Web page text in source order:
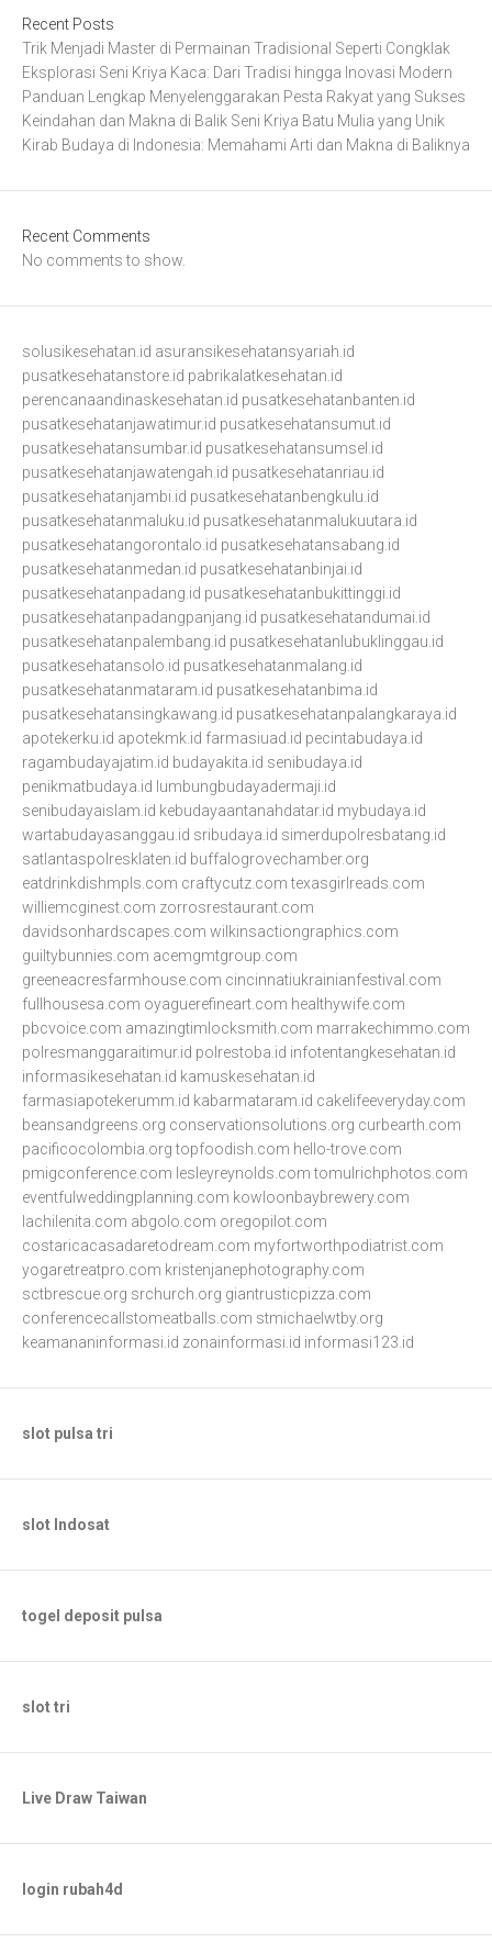
Recent Posts
Trik Menjadi Master di Permainan Tradisional Seperti Congklak
Eksplorasi Seni Kriya Kaca: Dari Tradisi hingga Inovasi Modern
Panduan Lengkap Menyelenggarakan Pesta Rakyat yang Sukses
Keindahan dan Makna di Balik Seni Kriya Batu Mulia yang Unik
Kirab Budaya di Indonesia: Memahami Arti dan Makna di Baliknya
Recent Comments
No comments to show.
solusikesehatan.id asuransikesehatansyariah.id
pusatkesehatanstore.id pabrikalatkesehatan.id
perencanaandinaskesehatan.id pusatkesehatanbanten.id
pusatkesehatanjawatimur.id pusatkesehatansumut.id
pusatkesehatansumbar.id pusatkesehatansumsel.id
pusatkesehatanjawatengah.id pusatkesehatanriau.id
pusatkesehatanjambi.id pusatkesehatanbengkulu.id
pusatkesehatanmaluku.id pusatkesehatanmalukuutara.id
pusatkesehatangorontalo.id pusatkesehatansabang.id
pusatkesehatanmedan.id pusatkesehatanbinjai.id
pusatkesehatanpadang.id pusatkesehatanbukittinggi.id
pusatkesehatanpadangpanjang.id pusatkesehatandumai.id
pusatkesehatanpalembang.id pusatkesehatanlubuklinggau.id
pusatkesehatansolo.id pusatkesehatanmalang.id
pusatkesehatanmataram.id pusatkesehatanbima.id
pusatkesehatansingkawang.id pusatkesehatanpalangkaraya.id
apotekerku.id apotekmk.id farmasiuad.id pecintabudaya.id
ragambudayajatim.id budayakita.id senibudaya.id
penikmatbudaya.id lumbungbudayadermaji.id
senibudayaislam.id kebudayaantanahdatar.id mybudaya.id
wartabudayasanggau.id sribudaya.id simerdupolresbatang.id
satlantaspolresklaten.id buffalogrovechamber.org
eatdrinkdishmpls.com craftycutz.com texasgirlreads.com
williemcginest.com zorrosrestaurant.com
davidsonhardscapes.com wilkinsactiongraphics.com
guiltybunnies.com acemgmtgroup.com
greeneacresfarmhouse.com cincinnatiukrainianfestival.com
fullhousesa.com oyaguerefineart.com healthywife.com
pbcvoice.com amazingtimlocksmith.com marrakechimmo.com
polresmanggaraitimur.id polrestoba.id infotentangkesehatan.id
informasikesehatan.id kamuskesehatan.id
farmasiapotekerumm.id kabarmataram.id cakelifeeveryday.com
beansandgreens.org conservationsolutions.org curbearth.com
pacificocolombia.org topfoodish.com hello-trove.com
pmigconference.com lesleyreynolds.com tomulrichphotos.com
eventfulweddingplanning.com kowloonbaybrewery.com
lachilenita.com abgolo.com oregopilot.com
costaricacasadaretodream.com myfortworthpodiatrist.com
yogaretreatpro.com kristenjanephotography.com
sctbrescue.org srchurch.org giantrusticpizza.com
conferencecallstomeatballs.com stmichaelwtby.org
keamananinformasi.id zonainformasi.id informasi123.id
slot pulsa tri
slot Indosat
togel deposit pulsa
slot tri
Live Draw Taiwan
login rubah4d